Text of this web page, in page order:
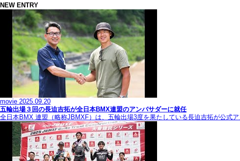
NEW ENTRY
movie 2025.09.20
五輪出場３回の長迫吉拓が全日本BMX連盟のアンバサダーに就任
全日本BMX 連盟（略称JBMXF）は、五輪出場3度を果たしている長迫吉拓が公式